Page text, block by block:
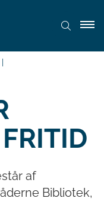
af
Bibliotek,